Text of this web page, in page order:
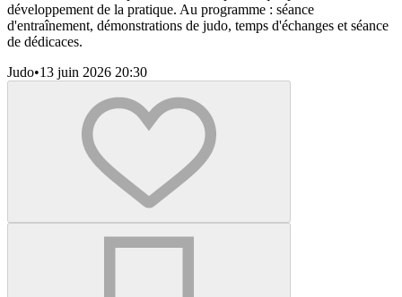
développement de la pratique. Au programme : séance
d'entraînement, démonstrations de judo, temps d'échanges et séance
de dédicaces.
Judo•13 juin 2026 20:30